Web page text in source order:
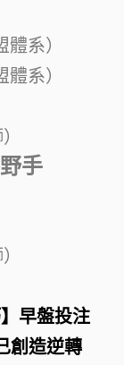
系）
系）
手
早盤投注
創造逆轉